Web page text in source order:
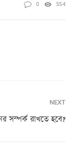
0 554
NEXT
সম্পর্ক রাখতে হবে?